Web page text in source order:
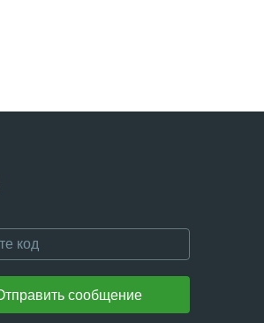
сообщение